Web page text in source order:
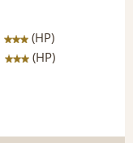
(HP)
(HP)